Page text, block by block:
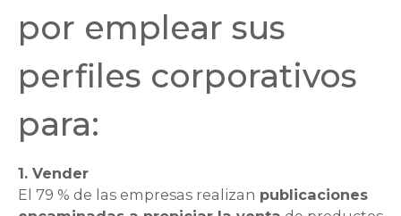
por emplear sus
perfiles corporativos
para:
1. Vender
El 79 % de las empresas realizan publicaciones